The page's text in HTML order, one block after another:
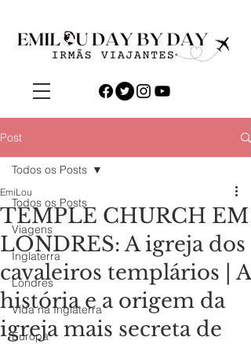
Post
Todos os Posts
Viagens
Inglaterra
Londres
Vida na Inglaterra
Europa
Todos os Posts
TEMPLE CHURCH EM
LONDRES: A igreja dos
cavaleiros templários | A
história e a origem da
igreja mais secreta de
EmiLou